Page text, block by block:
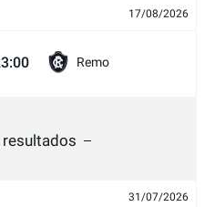
17/08/2026
Remo
31/07/2026